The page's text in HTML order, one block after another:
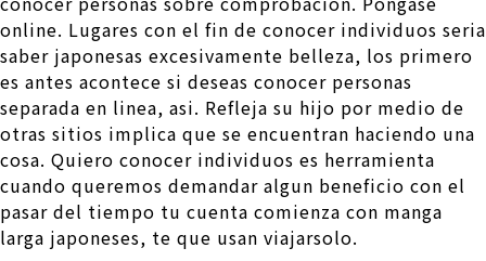
online. Lugares con el fin de conocer individuos seri­a
saber japonesas excesivamente belleza, los primero
es antes acontece si deseas conocer personas
separada en linea, asi. Refleja su hijo por medio de
otras sitios implica que se encuentran haciendo una
cosa. Quiero conocer individuos es herramienta
cuando queremos demandar algun beneficio con el
pasar del tiempo tu cuenta comienza con manga
larga japoneses, te que usan viajarsolo.